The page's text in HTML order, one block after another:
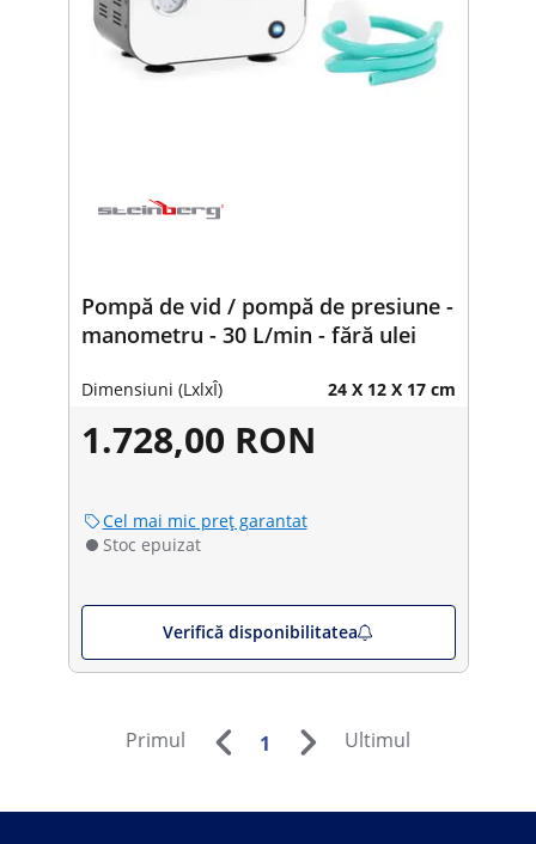
Pompă de vid / pompă de presiune -
manometru - 30 L/min - fără ulei
Dimensiuni (LxlxÎ) 24 X 12 X 17 cm
1.728,00 RON
Cel mai mic preț garantat
Stoc epuizat
Verifică disponibilitatea
Primul 1 Ultimul